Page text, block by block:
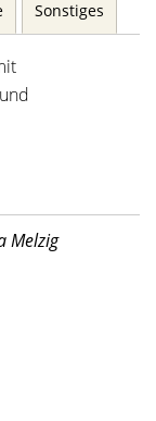
Sonstiges
Melzig